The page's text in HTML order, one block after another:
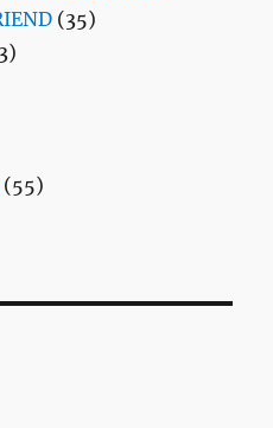
(35)
(55)